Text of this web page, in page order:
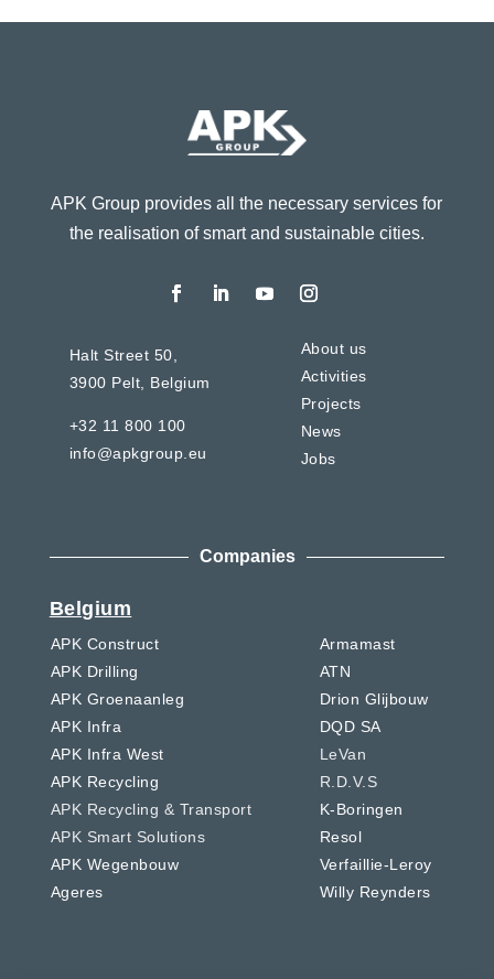
APK Group provides all the necessary services for
the realisation of smart and sustainable cities.
Halt Street 50,
3900 Pelt, Belgium
+32 11 800 100
info@apkgroup.eu
About us
Activities
Projects
News
Jobs
Companies
Belgium
APK Construct
APK Drilling
APK Groenaanleg
APK Infra
APK Infra West
APK Recycling
APK Recycling & Transport
APK Smart Solutions
APK Wegenbouw
Ageres
Armamast
ATN
Drion Glijbouw
DQD SA
LeVan
R.D.V.S
K-Boringen
Resol
Verfaillie-Leroy
Willy Reynders